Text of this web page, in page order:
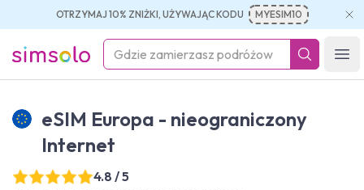
OTRZYMAJ 10% ZNIŻKI, UŻYWAJĄC KODU MYESIM10
simsolo
eSIM Europa - nieograniczony
Internet
4.8 / 5